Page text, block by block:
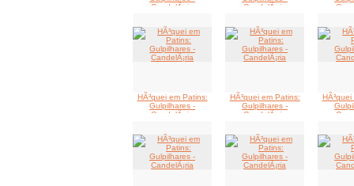
CandelÃ¡ria
CandelÃ¡ria
HÃ³quei em Patins:
Gulpilhares -
CandelÃ¡ria
HÃ³quei em Patins:
Gulpilhares -
CandelÃ¡ria